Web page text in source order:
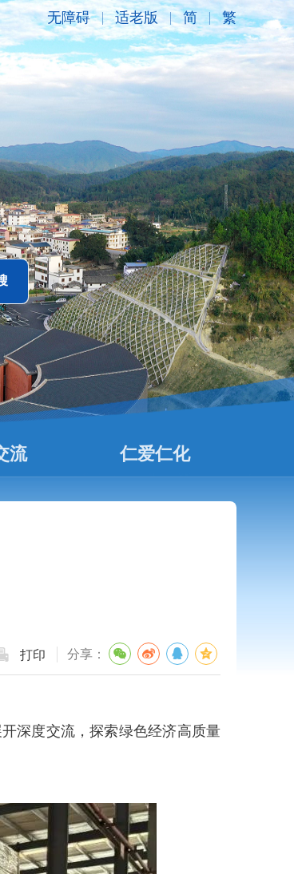
无障碍 适老版 简 繁
流 仁爱仁化
打印 分享：
深度交流，探索绿色经济高质量